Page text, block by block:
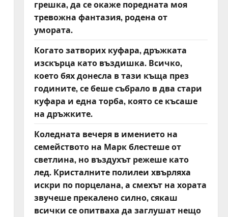
грешка, да се окаже поредната моя
тревожна фантазия, родена от
умората.
Когато затворих куфара, дръжката
изскърца като въздишка. Всичко,
което бях донесла в тази къща през
годините, се беше събрало в два стари
куфара и една торба, която се късаше
на дръжките.
Коледната вечеря в имението на
семейството на Марк блестеше от
светлина, но въздухът режеше като
лед. Кристалните полилеи хвърляха
искри по порцелана, а смехът на хората
звучеше прекалено силно, сякаш
всички се опитваха да заглушат нещо